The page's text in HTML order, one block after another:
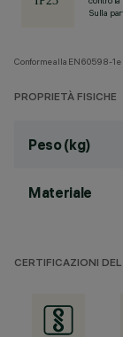
Sulla
Conforme alla EN60598-1
PROPRIETÀ FISICHE
Peso (kg)
Materiale
CERTIFICAZIONI